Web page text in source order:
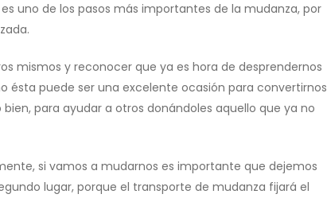
uno de los pasos más importantes de la mudanza, por
mismos y reconocer que ya es hora de desprendernos
ésta puede ser una excelente ocasión para convertirnos
para ayudar a otros donándoles aquello que ya no
si vamos a mudarnos es importante que dejemos
lugar, porque el transporte de mudanza fijará el